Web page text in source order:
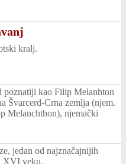
kralj.
poznatiji kao Filip Melanhton
Švarcerd-Crna zemlja (njem.
Melanchthon), njemački
jedan od najznačajnijih
XVI veku.